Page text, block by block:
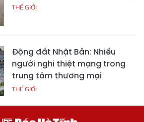
THẾ GIỚI
Động đất Nhật Bản: Nhiều
người nghi thiệt mạng trong
trung tâm thương mại
THẾ GIỚI